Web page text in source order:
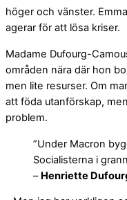
höger och vänster.
agerar för att lösa kriser.
Madame Dufourg-
områden nära där hon
men lite resurser. Om
att föda utanförskap,
problem.
”Under Macron
Socialisterna i
– Henriette